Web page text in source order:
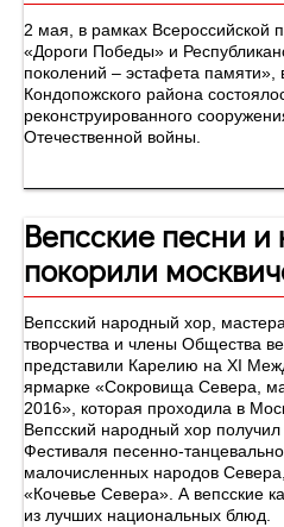
2 мая, в рамках Всероссийской
«Дороги Победы» и
поколений – эстафета памяти»,
Кондопожского района состоялось открытие землянки –
реконструированного
Отечественной войны.
Вепсские песни и
покорили
Вепсский народный хор,
творчества и члены Общества
представили Карелию на XI
ярмарке «Сокровища Севера,
2016», которая проходила в
Вепсский народный хор
Фестиваля песенно-
малочисленных народов
«Кочевье Севера». А вепсские
из лучших национальных блюд.